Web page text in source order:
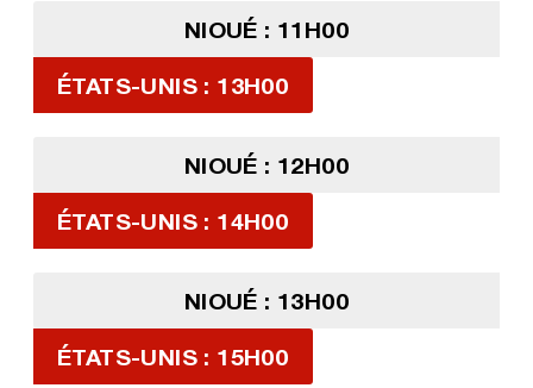
NIOUÉ : 11H00
ÉTATS-UNIS : 13H00
NIOUÉ : 12H00
ÉTATS-UNIS : 14H00
NIOUÉ : 13H00
ÉTATS-UNIS : 15H00